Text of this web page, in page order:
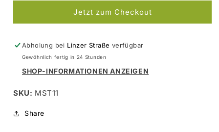
x
x
1000
mm
Messing
1
x
x
1000
mm
Messing
Jetzt zum Checkout
Abholung bei Linzer Straße verfügbar
Gewöhnlich fertig in 24 Stunden
SHOP-INFORMATIONEN ANZEIGEN
SKU: MST11
Share